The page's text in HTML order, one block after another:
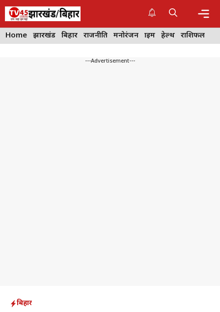
Skip
content
Home झारखंड बिहार राजनीति मनोरंजन क्राइम हेल्थ राशिफल
---Advertisement---
बिहार